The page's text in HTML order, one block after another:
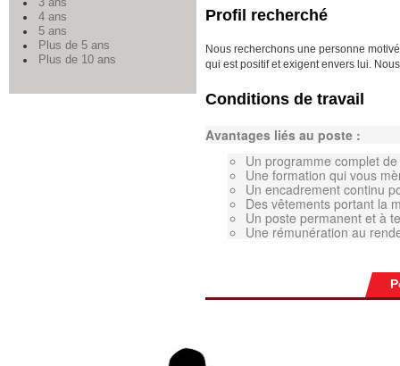
3 ans
4 ans
5 ans
Plus de 5 ans
Plus de 10 ans
Profil recherché
Nous recherchons une personne
qui est positif et exigent envers lui.
Conditions de travail
Avantages liés au poste :
Un programme complet
Une formation qui vous
Un encadrement continu
Des vêtements portant la
Un poste permanent et à
Une rémunération au